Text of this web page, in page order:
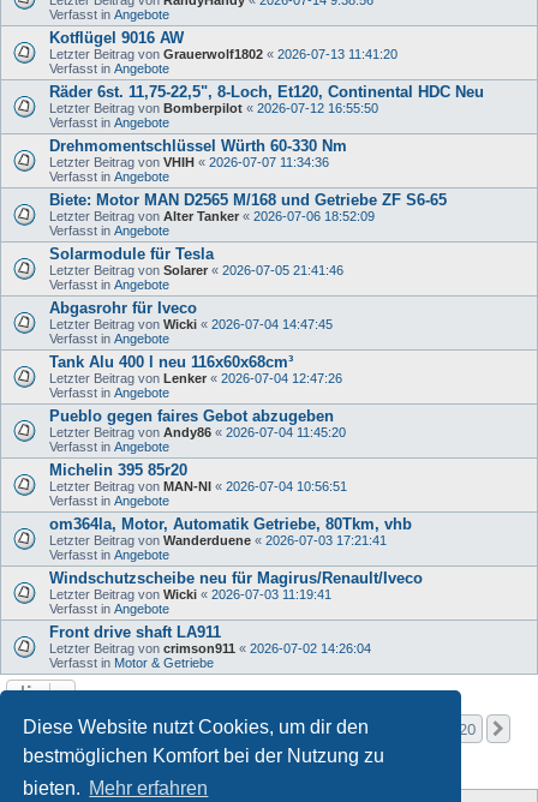
Diese Website nutzt Cookies, um dir den
bestmöglichen Komfort bei der Nutzung zu
bieten. Mehr erfahren
Verfasst in Angebote
Kotflügel 9016 AW
Letzter Beitrag von Grauerwolf1802 « 2026-07-13 11:41:20
Verfasst in Angebote
Räder 6st. 11,75-22,5", 8-Loch, Et120, Continental HDC Neu
Letzter Beitrag von Bomberpilot « 2026-07-12 16:55:50
Verfasst in Angebote
Drehmomentschlüssel Würth 60-330 Nm
Letzter Beitrag von VHIH « 2026-07-07 11:34:36
Verfasst in Angebote
Biete: Motor MAN D2565 M/168 und Getriebe ZF S6-65
Letzter Beitrag von Alter Tanker « 2026-07-06 18:52:09
Verfasst in Angebote
Solarmodule für Tesla
Letzter Beitrag von Solarer « 2026-07-05 21:41:46
Verfasst in Angebote
Abgasrohr für Iveco
Letzter Beitrag von Wicki « 2026-07-04 14:47:45
Verfasst in Angebote
Tank Alu 400 l neu 116x60x68cm³
Letzter Beitrag von Lenker « 2026-07-04 12:47:26
Verfasst in Angebote
Pueblo gegen faires Gebot abzugeben
Letzter Beitrag von Andy86 « 2026-07-04 11:45:20
Verfasst in Angebote
Michelin 395 85r20
Letzter Beitrag von MAN-NI « 2026-07-04 10:56:51
Verfasst in Angebote
om364la, Motor, Automatik Getriebe, 80Tkm, vhb
Letzter Beitrag von Wanderduene « 2026-07-03 17:21:41
Verfasst in Angebote
Windschutzscheibe neu für Magirus/Renault/Iveco
Letzter Beitrag von Wicki « 2026-07-03 11:19:41
Verfasst in Angebote
Front drive shaft LA911
Letzter Beitrag von crimson911 « 2026-07-02 14:26:04
Verfasst in Motor & Getriebe
Die Suche ergab mehr als 1000 Treffer Seite1von
1 2 3 20